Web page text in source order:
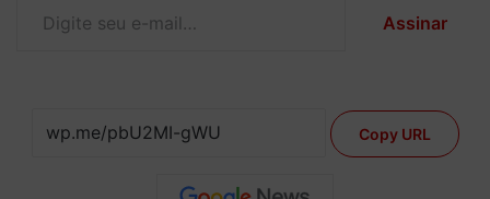
Assinar
Copy URL